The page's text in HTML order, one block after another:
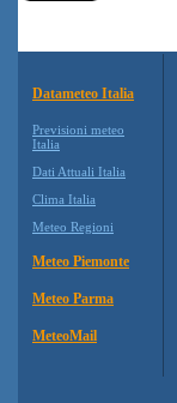
Datameteo Italia
Previsioni meteo
Italia
Dati Attuali Italia
Clima Italia
Meteo Regioni
Meteo Piemonte
Meteo Parma
MeteoMail